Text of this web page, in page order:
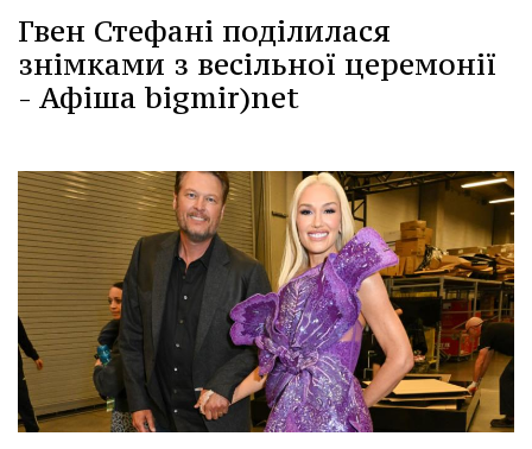
Гвен Стефані поділилася
знімками з весільної церемонії
- Афіша bigmir)net